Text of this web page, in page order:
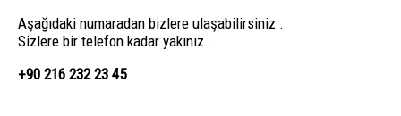
Aşağıdaki numaradan bizlere ulaşabilirsiniz .
Sizlere bir telefon kadar yakınız .
+90 216 232 23 45